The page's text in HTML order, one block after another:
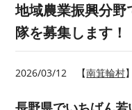
地域農業振興分野
隊を募集します！
2026/03/12 【南箕輪村